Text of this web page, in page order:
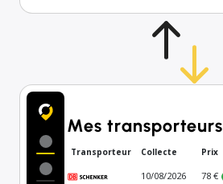
Mes transporteurs
Transporteur Collecte Prix
10/08/2026 78 €